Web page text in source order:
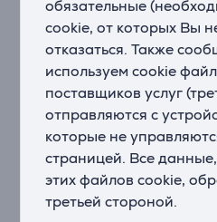
обязательные
cookie, от которых Вы
отказаться. Также
используем cookie
поставщиков услуг
отправляются с
которые не
страницей. Все
этих файлов cookie,
третьей стороной.
причиненный неверной
*** Рекомендуемый цикл
и может не соответствовать
**** Соединение Wi-Fi
увеличить расход энергии.
SmartThings Clothing Care
Наслаждайтесь
и удобной стиркой белья,
SmartThings. Анализируя
отношении стирки, Clothing